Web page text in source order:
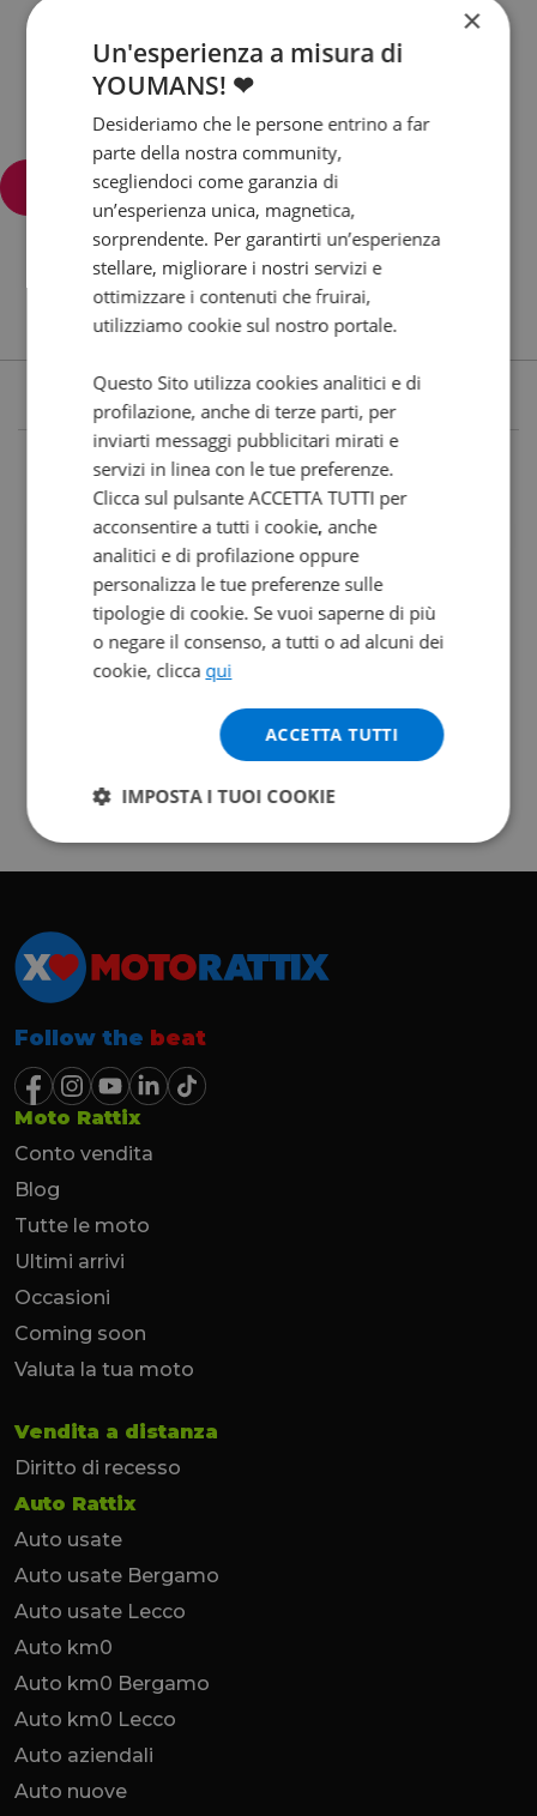
Filtra e ordina
Follow the beat
Moto Rattix
Conto vendita
Blog
Tutte le moto
Ultimi arrivi
Occasioni
Coming soon
Valuta la tua moto
Vendita a distanza
Diritto di recesso
Auto Rattix
Auto usate
Auto usate Bergamo
Auto usate Lecco
Auto km0
Auto km0 Bergamo
Auto km0 Lecco
Auto aziendali
Auto nuove
×
Un'esperienza a misura di
YOUMANS! ❤
Desideriamo che le persone entrino a far
parte della nostra community,
scegliendoci come garanzia di
un’esperienza unica, magnetica,
sorprendente. Per garantirti un’esperienza
stellare, migliorare i nostri servizi e
ottimizzare i contenuti che fruirai,
utilizziamo cookie sul nostro portale.
Questo Sito utilizza cookies analitici e di
profilazione, anche di terze parti, per
inviarti messaggi pubblicitari mirati e
servizi in linea con le tue preferenze.
Clicca sul pulsante ACCETTA TUTTI per
acconsentire a tutti i cookie, anche
analitici e di profilazione oppure
personalizza le tue preferenze sulle
tipologie di cookie. Se vuoi saperne di più
o negare il consenso, a tutti o ad alcuni dei
cookie, clicca qui
ACCETTA TUTTI
IMPOSTA I TUOI COOKIE